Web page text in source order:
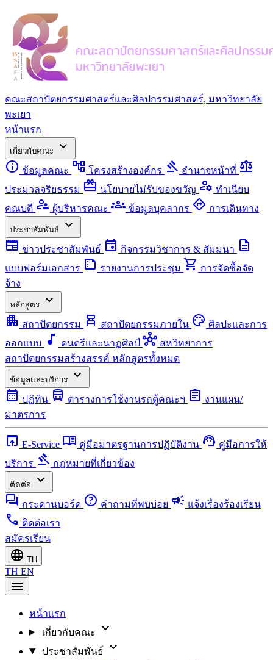
คณะสถาปัตยกรรมศาสตร์และศิลปกรรมศาสตร์, มหาวิทยาลัย
พะเยา
หน้าแรก
เกี่ยวกับคณะ
expand_more
info ข้อมูลคณะ account_tree โครงสร้างองค์กร gavel อำนาจหน้าที่ balance
ประมวลจริยธรรม redeem นโยบายไม่รับของขวัญ manage_accounts ทำเนียบ
คณบดี supervisor_account ผู้บริหารคณะ groups ข้อมูลบุคลากร directions การเดินทาง
ประชาสัมพันธ์
expand_more
newspaper ข่าวประชาสัมพันธ์ event กิจกรรมวิชาการ & สัมมนา description
แบบฟอร์มเอกสาร summarize รายงานการประชุม shopping_cart การจัดซื้อจัด
จ้าง
หลักสูตร
expand_more
apartment สถาปัตยกรรม chair_alt สถาปัตยกรรมภายใน palette ศิลปะและการ
ออกแบบ
music_note ดนตรีและนาฏศิลป์ hub สหวิทยาการ
สถาปัตยกรรมสร้างสรรค์ หลักสูตรทั้งหมด
ข้อมูลและบริการ
expand_more
calendar_month ปฏิทิน directions_bus ตารางการใช้งานรถตู้คณะฯ assignment งานแผน/
มาตรการ
open_in_browser E-Service menu_book คู่มือมาตรฐานการปฏิบัติงาน support_agent คู่มือการให้
บริการ gavel กฎหมายที่เกี่ยวข้อง
ติดต่อ
expand_more
forum กระดานบอร์ด help คำถามที่พบบ่อย campaign แจ้งเรื่องร้องเรียน
call ติดต่อเรา
สมัครเรียน
language TH
TH EN
menu
หน้าแรก
เกี่ยวกับคณะ
expand_more
ประชาสัมพันธ์ expand_more